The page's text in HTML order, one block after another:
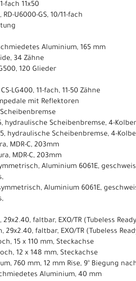
fach 11x50
RD-U6000-GS, 10/11-fach
Aluminium, 165 mm
34 Zähne
120 Glieder
LG400, 11-fach, 11-50 Zähne
mit Reflektoren
hydraulische Scheibenbremse, 4-
hydraulische Scheibenbremse, 4-
MDR-C, 203mm
MDR-C, 203mm
Aluminium 6061E,
Aluminium 6061E,
29x2.40, faltbar, EXO/TR (Tubeless
29x2.40, faltbar, EXO/TR (Tubeless
15 x 110 mm, Steckachse
12 x 148 mm, Steckachse
760 mm, 12 mm Rise, 9° Biegung
Aluminium, 40 mm